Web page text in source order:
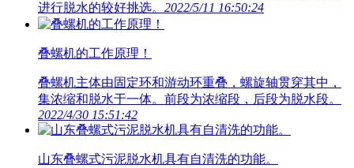
进行脱水的较好挑选。 2022/5/11 16:50:24
叠螺机的工作原理！
叠螺机主体由固定环和游动环重叠，螺旋轴贯穿其中，
集浓缩和脱水于一体。前段为浓缩段，后段为脱水段。
2022/4/30 15:51:42
山东叠螺式污泥脱水机具有自清洗的功能。